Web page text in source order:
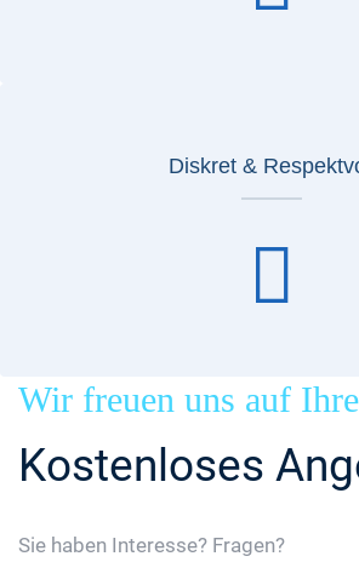
Diskret &
Wir freuen uns auf
Kostenloses
Sie haben Interesse? Fragen?